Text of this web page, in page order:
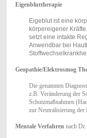
Eigenbluttherapie
Eigeblut ist eine
körpereigener
setzt eine intakte
Anwendbar bei
Geopathie/Elektrosmog
Die genannten
z.B. Veränderung der
Schutzmaßnahmen
zur Neutralisierung der
Mentale Verfahren nach